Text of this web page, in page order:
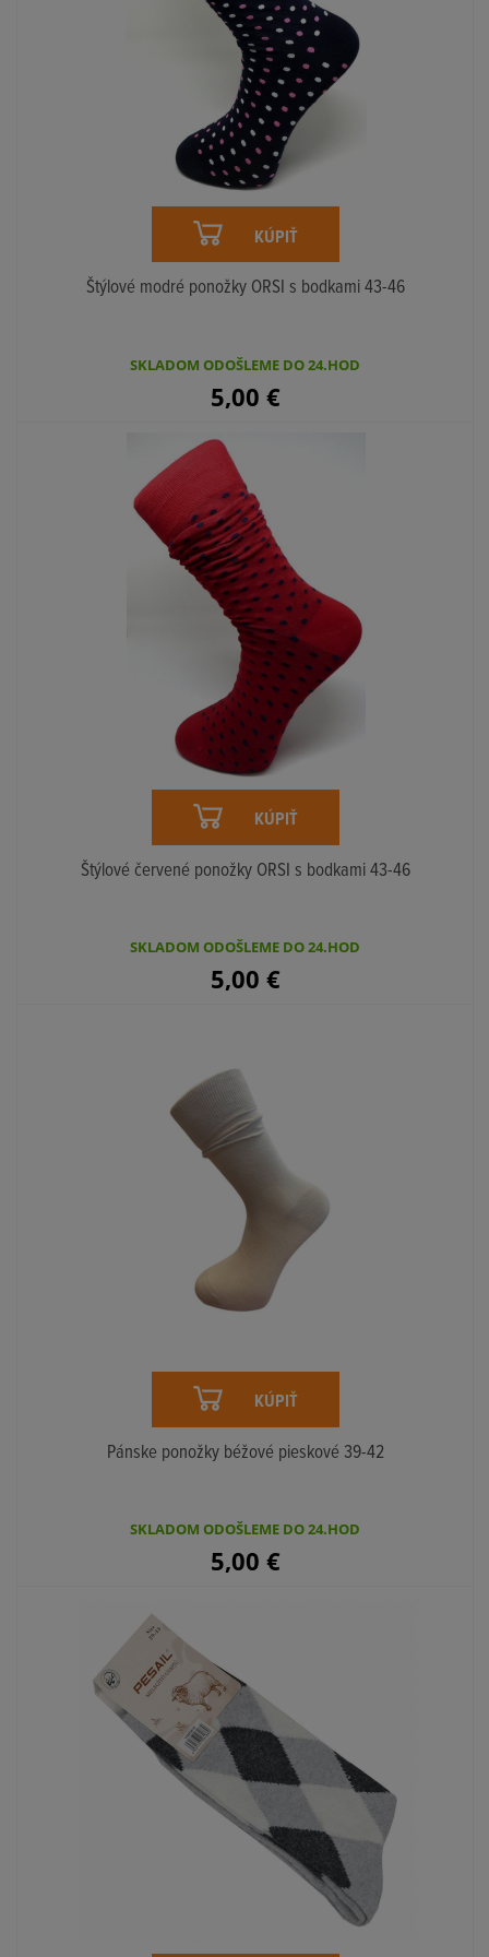
KÚPIŤ
Štýlové modré ponožky ORSI s bodkami 43-46
SKLADOM ODOŠLEME DO 24.HOD
5,00 €
KÚPIŤ
Štýlové červené ponožky ORSI s bodkami 43-46
SKLADOM ODOŠLEME DO 24.HOD
5,00 €
KÚPIŤ
Pánske ponožky béžové pieskové 39-42
SKLADOM ODOŠLEME DO 24.HOD
5,00 €